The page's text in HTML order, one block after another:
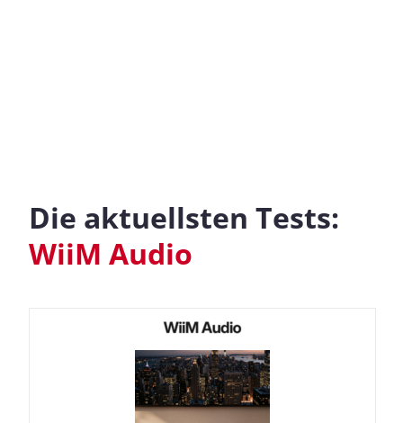
Die aktuellsten Tests:
WiiM Audio